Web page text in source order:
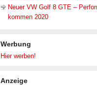
Neuer VW Golf 8 GTE –
kommen 2020
Werbung
Hier werben!
Anzeige